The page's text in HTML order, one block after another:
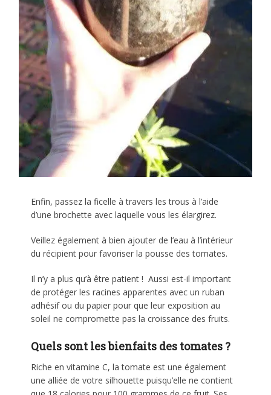
Enfin, passez la ficelle à travers les trous à l’aide
d’une brochette avec laquelle vous les élargirez.
Veillez également à bien ajouter de l’eau à l’intérieur
du récipient pour favoriser la pousse des tomates.
Il n’y a plus qu’à être patient ! Aussi est-il important
de protéger les racines apparentes avec un ruban
adhésif ou du papier pour que leur exposition au
soleil ne compromette pas la croissance des fruits.
Quels sont les bienfaits des tomates ?
Riche en vitamine C, la tomate est une également
une alliée de votre silhouette puisqu’elle ne contient